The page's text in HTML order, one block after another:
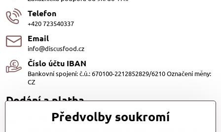
Telefon
+420 723540337
Email
info@discusfood.cz
Číslo účtu IBAN
Bankovní spojení: č.ú.: 670100-2212852829/6210 Označení měny:
CZ
Dodání a platba
DodáníPředvolby soukromí